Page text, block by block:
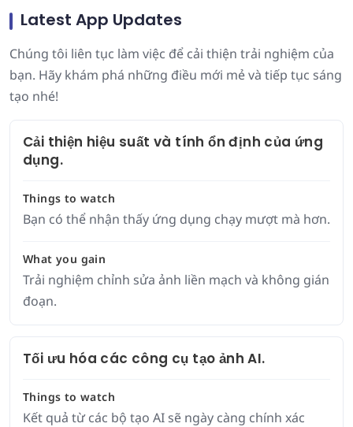
Latest App Updates
Chúng tôi liên tục làm việc để cải thiện trải nghiệm của
bạn. Hãy khám phá những điều mới mẻ và tiếp tục sáng
tạo nhé!
Cải thiện hiệu suất và tính ổn định của ứng
dụng.
Things to watch
Bạn có thể nhận thấy ứng dụng chạy mượt mà hơn.
What you gain
Trải nghiệm chỉnh sửa ảnh liền mạch và không gián
đoạn.
Tối ưu hóa các công cụ tạo ảnh AI.
Things to watch
Kết quả từ các bộ tạo AI sẽ ngày càng chính xác